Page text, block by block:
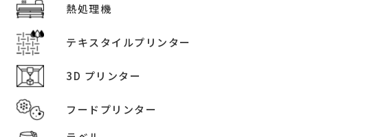
熱処理機
テキスタイルプリンター
3D プリンター
フードプリンター